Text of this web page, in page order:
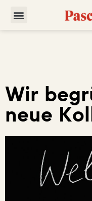
Wir
neue